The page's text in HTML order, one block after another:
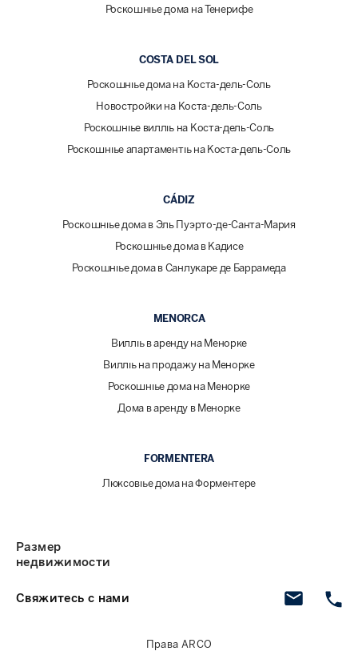
Роскошные дома на Тенерифе
COSTA DEL SOL
Роскошные дома на Коста-дель-Соль
Новостройки на Коста-дель-Соль
Роскошные виллы на Коста-дель-Соль
Роскошные апартаменты на Коста-дель-Соль
CÁDIZ
Роскошные дома в Эль Пуэрто-де-Санта-Мария
Роскошные дома в Кадисе
Роскошные дома в Санлукаре де Баррамеда
MENORCA
Виллы в аренду на Менорке
Виллы на продажу на Менорке
Роскошные дома на Менорке
Дома в аренду в Менорке
FORMENTERA
Люксовые дома на Форментере
Свяжитесь с нами
Размер
недвижимости
Права ARCO